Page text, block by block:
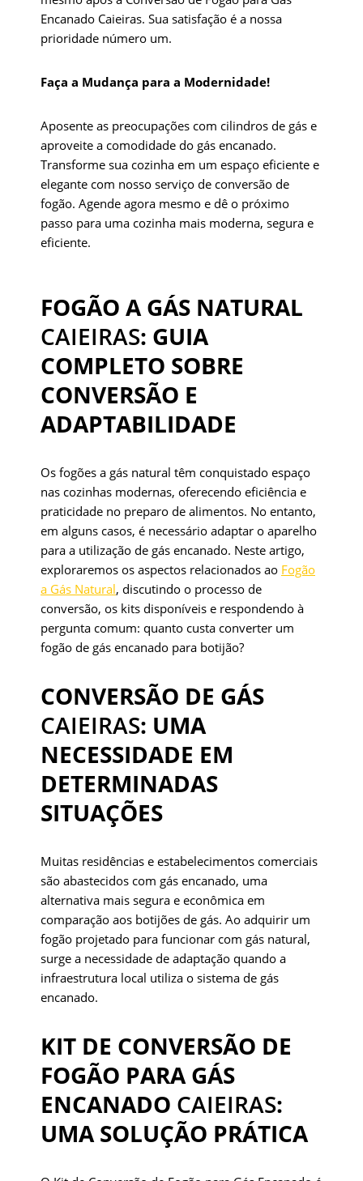
Encanado Caieiras. Sua satisfação é a nossa
prioridade número um.
Faça a Mudança para a Modernidade!
Aposente as preocupações com cilindros de gás e
aproveite a comodidade do gás encanado.
Transforme sua cozinha em um espaço eficiente e
elegante com nosso serviço de conversão de
fogão. Agende agora mesmo e dê o próximo
passo para uma cozinha mais moderna, segura e
eficiente.
FOGÃO A GÁS NATURAL
CAIEIRAS: GUIA
COMPLETO SOBRE
CONVERSÃO E
ADAPTABILIDADE
Os fogões a gás natural têm conquistado espaço
nas cozinhas modernas, oferecendo eficiência e
praticidade no preparo de alimentos. No entanto,
em alguns casos, é necessário adaptar o aparelho
para a utilização de gás encanado. Neste artigo,
exploraremos os aspectos relacionados ao Fogão
a Gás Natural, discutindo o processo de
conversão, os kits disponíveis e respondendo à
pergunta comum: quanto custa converter um
fogão de gás encanado para botijão?
CONVERSÃO DE GÁS
CAIEIRAS: UMA
NECESSIDADE EM
DETERMINADAS
SITUAÇÕES
Muitas residências e estabelecimentos comerciais
são abastecidos com gás encanado, uma
alternativa mais segura e econômica em
comparação aos botijões de gás. Ao adquirir um
fogão projetado para funcionar com gás natural,
surge a necessidade de adaptação quando a
infraestrutura local utiliza o sistema de gás
encanado.
KIT DE CONVERSÃO DE
FOGÃO PARA GÁS
ENCANADO CAIEIRAS:
UMA SOLUÇÃO PRÁTICA